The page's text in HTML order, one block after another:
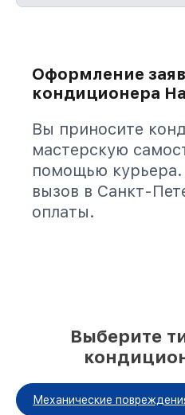
Оформление
кондиционера
Вы приносите
мастерскую
помощью курьера.
вызов в Санкт-
оплаты.
Выберите
Механические